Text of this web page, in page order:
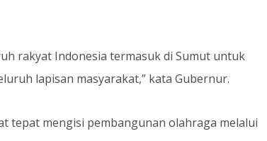
rakyat Indonesia termasuk di Sumut untuk
lapisan masyarakat,” kata Gubernur.
tepat mengisi pembangunan olahraga melalui